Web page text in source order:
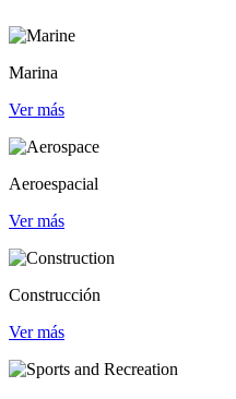
Marina
Ver más
Aeroespacial
Ver más
Construcción
Ver más